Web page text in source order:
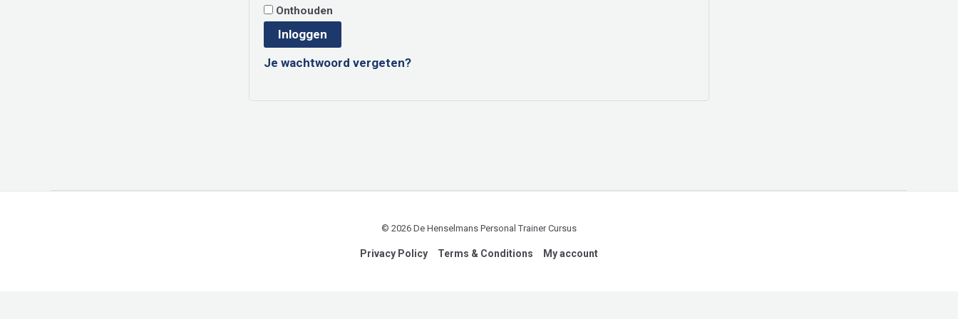
Onthouden
Inloggen
Je wachtwoord vergeten?
© 2026 De Henselmans Personal Trainer Cursus
Privacy Policy Terms & Conditions My account